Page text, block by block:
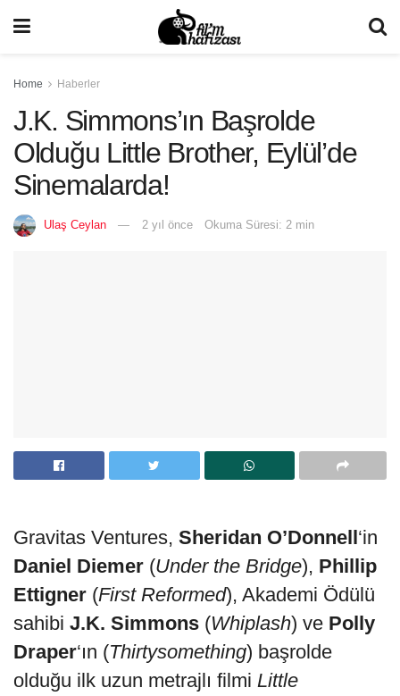
Home Haberler
J.K. Simmons’ın Başrolde
Olduğu Little Brother, Eylül’de
Sinemalarda!
Ulaş Ceylan 2 yıl önce Okuma Süresi: 2 min
Gravitas Ventures, Sheridan O’Donnell‘in
Daniel Diemer (Under the Bridge), Phillip
Ettigner (First Reformed), Akademi Ödülü
sahibi J.K. Simmons (Whiplash) ve Polly
Draper‘ın (Thirtysomething) başrolde
olduğu ilk uzun metrajlı filmi Little